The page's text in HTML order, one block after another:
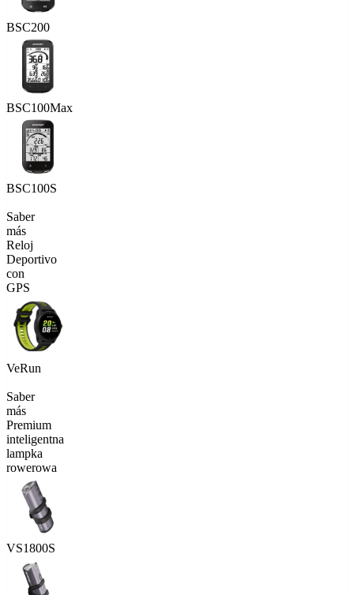
BSC200
BSC100Max
BSC100S
Saber
más
Reloj
Deportivo
con
GPS
VeRun
Saber
más
Premium
inteligentna
lampka
rowerowa
VS1800S